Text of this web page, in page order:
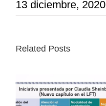
13 diciembre, 2020
Related Posts